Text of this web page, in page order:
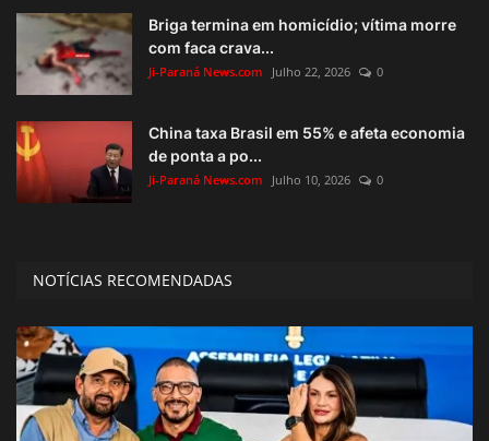
Briga termina em homicídio; vítima morre
com faca crava...
Ji-Paraná News.com Julho 22, 2026 0
China taxa Brasil em 55% e afeta economia
de ponta a po...
Ji-Paraná News.com Julho 10, 2026 0
NOTÍCIAS RECOMENDADAS